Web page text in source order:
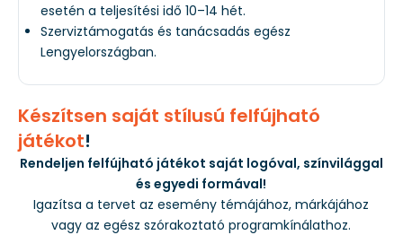
esetén a teljesítési idő 10–14 hét.
Szerviztámogatás és tanácsadás egész
Lengyelországban.
Készítsen saját stílusú felfújható
játékot!
Rendeljen felfújható játékot saját logóval, színvilággal
és egyedi formával!
Igazítsa a tervet az esemény témájához, márkájához
vagy az egész szórakoztató programkínálathoz.